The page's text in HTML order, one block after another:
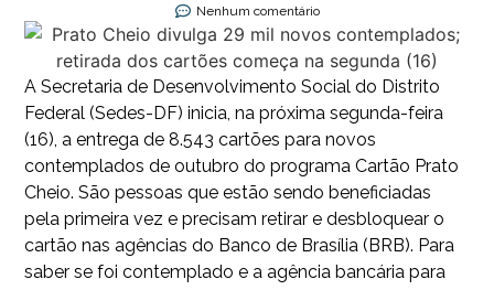
Nenhum comentário
A Secretaria de Desenvolvimento Social do Distrito
Federal (Sedes-DF) inicia, na próxima segunda-feira
(16), a entrega de 8.543 cartões para novos
contemplados de outubro do programa Cartão Prato
Cheio. São pessoas que estão sendo beneficiadas
pela primeira vez e precisam retirar e desbloquear o
cartão nas agências do Banco de Brasília (BRB). Para
saber se foi contemplado e a agência bancária para